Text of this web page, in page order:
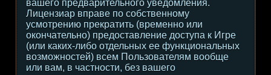
вашего предварительного уведомления.
Лицензиар вправе по собственному
усмотрению прекратить (временно или
окончательно) предоставление доступа к Игре
(или каких-либо отдельных ее функциональных
возможностей) всем Пользователям вообще
или вам, в частности, без вашего